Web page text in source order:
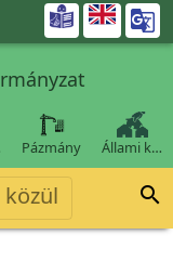

Pázmány Állami k…
